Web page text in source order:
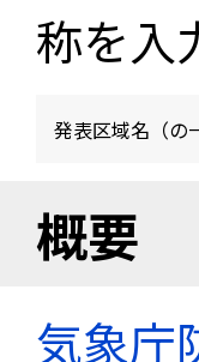
称を入
発表区域名（の
概要
気象庁